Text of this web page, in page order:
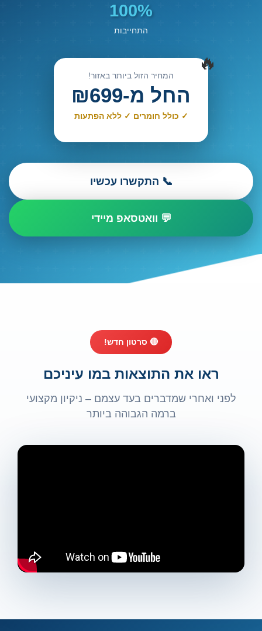
100%
התחייבות
המחיר הזול ביותר באזור!
החל מ-₪699
✓ כולל חומרים ✓ ללא הפתעות
📞 התקשרו עכשיו
💬 וואטסאפ מיידי
🔴 סרטון חדש!
ראו את התוצאות במו עיניכם
לפני ואחרי שמדברים בעד עצמם – ניקיון מקצועי
ברמה הגבוהה ביותר